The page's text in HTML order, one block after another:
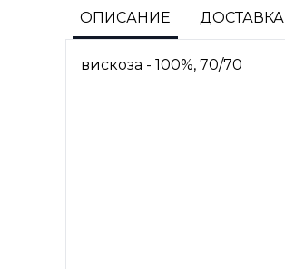
ОПИСАНИЕ
вискоза - 100%, 70/70
ДОСТАВКА